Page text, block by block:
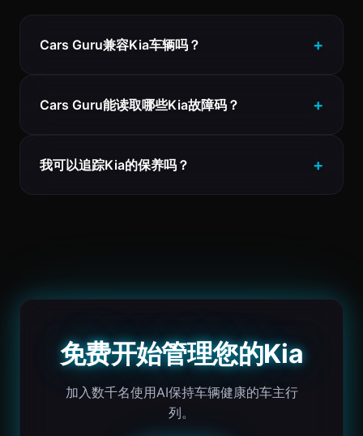
Cars Guru兼容Kia车辆吗？
Cars Guru能读取哪些Kia故障码？
我可以追踪Kia的保养吗？
免费开始管理您的Kia
加入数千名使用AI保持车辆健康的车主行
列。